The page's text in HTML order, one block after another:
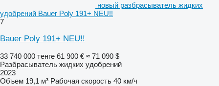
новый разбрасыватель жидких
удобрений Bauer Poly 191+ NEU!!
7
Bauer Poly 191+ NEU!!
33 740 000 тенге 61 900 € ≈ 71 090 $
Разбрасыватель жидких удобрений
2023
Объем 19,1 м³ Рабочая скорость 40 км/ч